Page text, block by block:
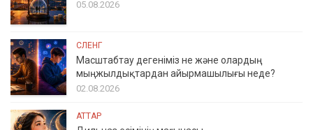
05.08.2026
СЛЕНГ
Масштабтау дегеніміз не және олардың
мыңжылдықтардан айырмашылығы неде?
02.08.2026
АТТАР